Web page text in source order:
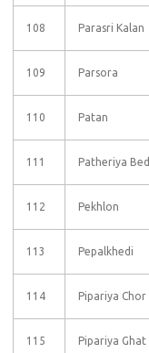
108 Parasri Kalan
109 Parsora
110 Patan
111 Patheriya
112 Pekhlon
113 Pepalkhedi
114 Pipariya Chor
115 Pipariya Ghat